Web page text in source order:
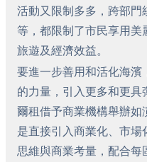
活動又限制多多，跨部
等，都限制了市民享用
旅遊及經濟效益。
要進一步善用和活化海
的力量，引入更多和更
爾租借予商業機構舉辦
是直接引入商業化、市
思維與商業考量，配合每